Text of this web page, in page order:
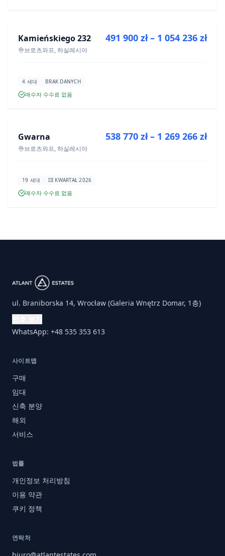
신규 분양
Kamieńskiego 232
브로츠와프, 하실레시아
491 900 zł – 1 054 236 zł
4 세대 BRAK DANYCH
매수자 수수료 없음
신규 분양
Gwarna
브로츠와프, 하실레시아
538 770 zł – 1 269 266 zł
19 세대 III KWARTAŁ 2026
매수자 수수료 없음
ul. Braniborska 14, Wrocław (Galeria Wnętrz Domar, 1층)
WhatsApp: +48 535 353 613
사이트맵
구매
임대
신축 분양
해외
서비스
법률
개인정보 처리방침
이용 약관
쿠키 정책
연락처